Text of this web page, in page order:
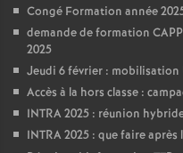
Congé Formation année
demande de formation
2025
Jeudi 6 février : mobilisation
Accès à la hors classe :
INTRA 2025 : réunion
INTRA 2025 : que faire